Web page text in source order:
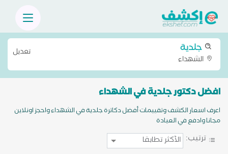
جلدية
الشهداء
تعديل
افضل دكتور جلدية في الشهداء
اعرف اسعار الكشف وتقييمات أفضل دكاترة جلدية في الشهداء واحجز اونلاين
مجانا وادفع في العيادة
ترتيب: